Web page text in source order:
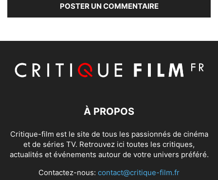
À PROPOS
Critique-film est le site de tous les passionnés de cinéma
et de séries TV. Retrouvez ici toutes les critiques,
actualités et événements autour de votre univers préféré.
Contactez-nous: contact@critique-film.fr